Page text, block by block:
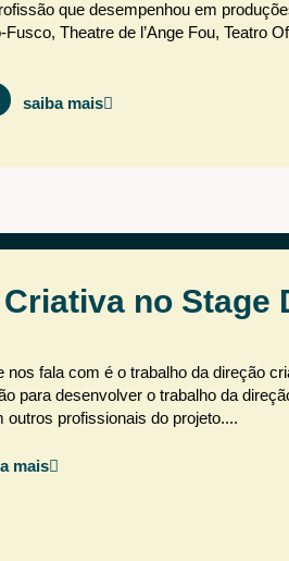
que desempenhou em
Theatre de l’Ange Fou, Teatro
saiba mais
no
fala com é o trabalho da direção
para desenvolver o trabalho da
profissionais do projeto....
mais